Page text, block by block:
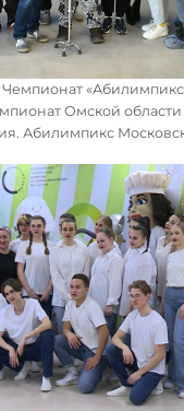
Омской области
Абилимпикс